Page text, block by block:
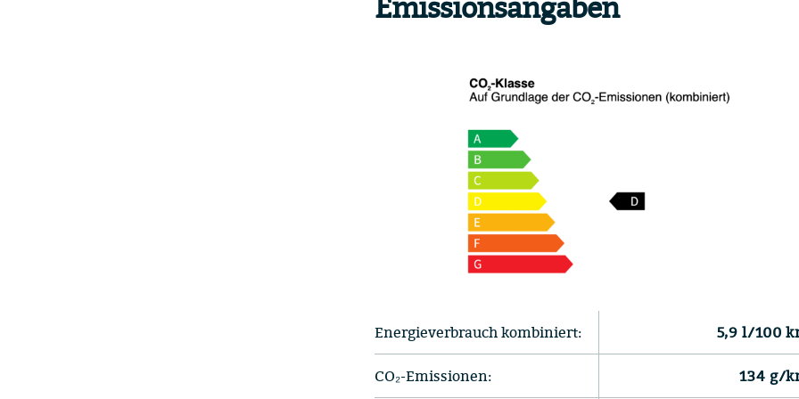
Energieverbrauch kombiniert: 5,9 l/100
CO₂-Emissionen: 134 g/